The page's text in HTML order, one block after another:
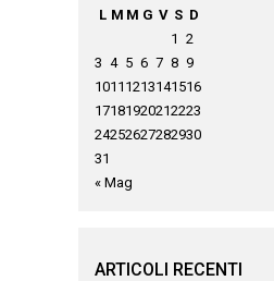
L M M G V S D
1 2
3 4 5 6 7 8 9
1011 1213141516
17181920212223
24252627282930
31
« Mag
ARTICOLI RECENTI